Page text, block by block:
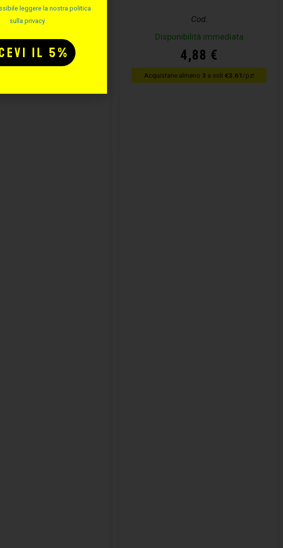
Cod.
14,64 €
Cod.
Disponibilità immediata
4,88 €
Acquistane almeno 3 a soli €3.61/pz!
leggere la nostra politica
sulla privacy